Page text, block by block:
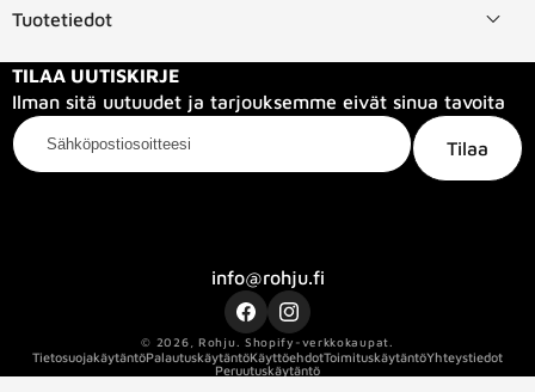
Tuotetiedot
TILAA UUTISKIRJE
Ilman sitä uutuudet ja tarjouksemme eivät sinua tavoita
Sähköpostiosoitteesi
Tilaa
info@rohju.fi
FacebookInstagram
© 2026, Rohju Shopify-verkkokaupat.
TietosuojakäytäntöPalautuskäytäntöKäyttöehdotToimituskäytäntöYhteystiedot
Peruutuskäytäntö